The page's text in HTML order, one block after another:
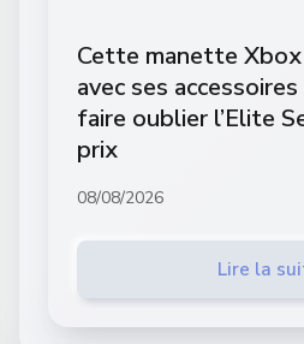
Cette manette
avec ses
faire oublier l’Elite
prix
08/08/2026
Lire la